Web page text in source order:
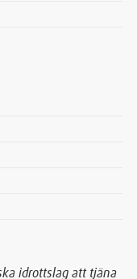
idrottslag att tjäna